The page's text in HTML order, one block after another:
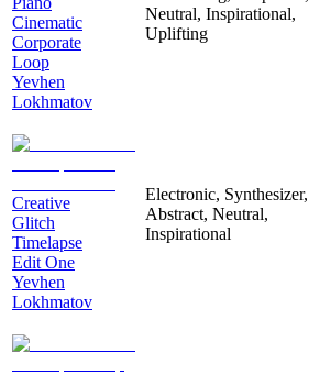
Cinematic
Corporate
Loop
Yevhen
Lokhmatov
Neutral, Inspirational,
Uplifting
Creative
Glitch
Timelapse
Edit One
Yevhen
Lokhmatov
Electronic, Synthesizer,
Abstract, Neutral,
Inspirational